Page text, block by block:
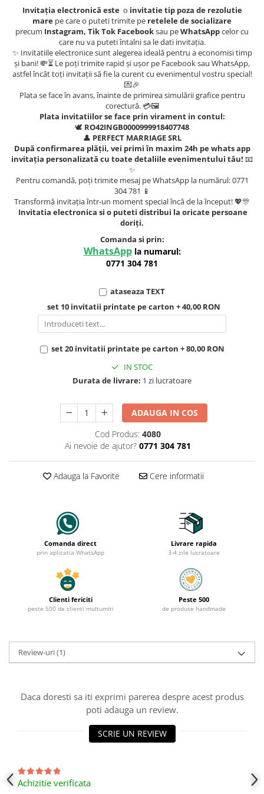
Invitația electronică este o invitatie tip poza de rezolutie
mare pe care o puteti trimite pe retelele de socializare
precum Instagram, Tik Tok Facebooksau peWhatsAppcelor cu
care nu va puteti întalni sa le dati invitația.
✨ Invitatiile electronice sunt alegerea ideală pentru a economisi timp
și bani! 💸⏳ Le poți trimite rapid și ușor pe Facebook sau WhatsApp,
astfel încât toți invitații să fie la curent cu evenimentul vostru special!
💌🎉
Plata se face în avans, înainte de primirea simulării grafice pentru
corectură. 💳🖼️
Plata invitatiilor se face prin virament in contul:
🕊️ RO42INGB0000999918407748
👤 PERFECT MARRIAGE SRL
După confirmarea plății, vei primi în maxim 24h pe whats app
invitația personalizată cu toate detaliile evenimentului tău! 📧
✨
Pentru comandă, poți trimite mesaj pe WhatsApp la numărul: 0771
304 781 📱
Transformă invitația într-un moment special încă de la început! 💖🎊
Invitatia electronica si o puteti distribui la oricate persoane
doriți.
Comanda si prin:
WhatsApp la numarul:
0771 304 781
ataseaza TEXT
set 10 invitatii printate pe carton + 40,00 RON
set 20 invitatii printate pe carton + 80,00 RON
IN STOC
Durata de livrare: 1 zi lucratoare
ADAUGA IN COS
Cod Produs: 4080
Ai nevoie de ajutor? 0771 304 781
Adauga la Favorite Cere informatii
Comanda direct
prin aplicatia WhatsApp
Livrare rapida
3-4 zile lucratoare
Clienti fericiti
peste 500 de clienti multumiti
Peste 500
de produse handmade
Review-uri(1)
Daca doresti sa iti exprimi parerea despre acest produs
poti adauga un review.
SCRIE UN REVIEW
Achizitie verificata